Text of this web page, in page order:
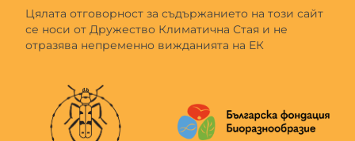
Цялата отговорност за съдържанието на този сайт
се носи от Дружество Климатична Стая и не
отразява непременно вижданията на ЕК